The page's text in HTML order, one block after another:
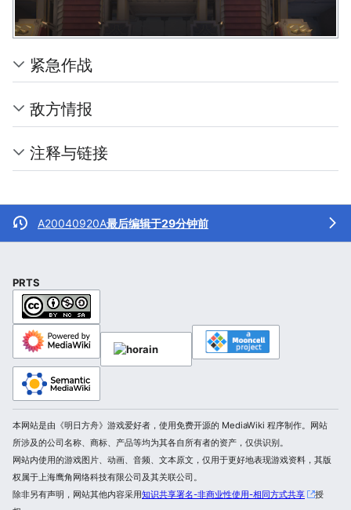
紧急作战
敌方情报
注释与链接
A20040920A最后编辑于29分钟前
PRTS
本网站是由《明日方舟》游戏爱好者，使用免费开源的 MediaWiki 程序制作。网站
所涉及的公司名称、商标、产品等均为其各自所有者的资产，仅供识别。
网站内使用的游戏图片、动画、音频、文本原文，仅用于更好地表现游戏资料，其版
权属于上海鹰角网络科技有限公司及其关联公司。
除非另有声明，网站其他内容采用知识共享署名-非商业性使用-相同方式共享
授